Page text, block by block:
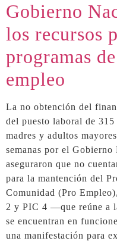
Gobierno
los recursos
programas
empleo
La no obtención del
del puesto laboral de
madres y adultos
semanas por el
aseguraron que no
para la mantención del
Comunidad (Pro
2 y PIC 4 —que reúne a
se encuentran en
una manifestación para